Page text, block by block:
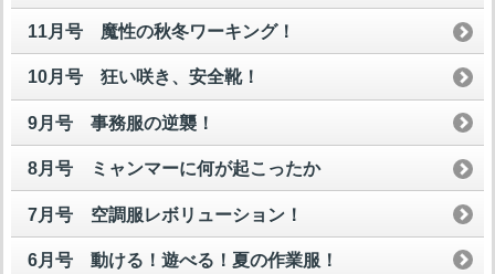
11月号 魔性の秋冬ワーキング！
10月号 狂い咲き、安全靴！
9月号 事務服の逆襲！
8月号 ミャンマーに何が起こったか
7月号 空調服レボリューション！
6月号 動ける！遊べる！夏の作業服！